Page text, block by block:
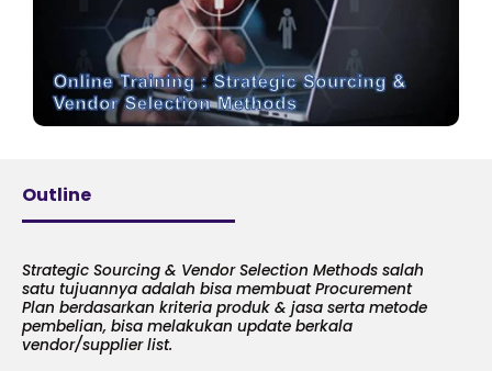
Outline
Strategic Sourcing & Vendor Selection Methods salah
satu tujuannya adalah bisa membuat Procurement
Plan berdasarkan kriteria produk & jasa serta metode
pembelian, bisa melakukan update berkala
vendor/supplier list.